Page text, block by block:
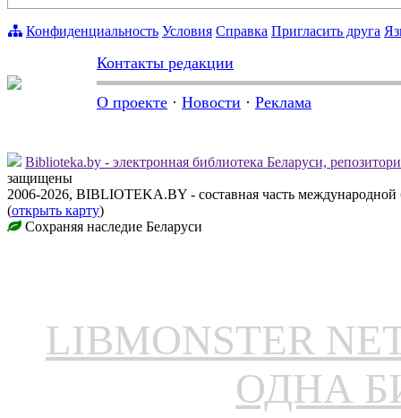
Конфиденциальность Условия Справка Пригласить друга
Контакты редакции
О проекте · Новости · Реклама
Biblioteka.by - электронная библиотека Беларуси,
защищены
2006-2026, BIBLIOTEKA.BY - составная часть
(открыть карту)
Сохраняя наследие Беларуси
LIBMONSTER
ОДНА